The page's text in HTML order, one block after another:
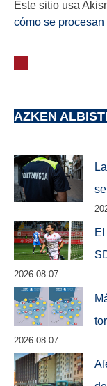
Este sitio usa
cómo se
AZKEN
2026-08-07
2026-08-07